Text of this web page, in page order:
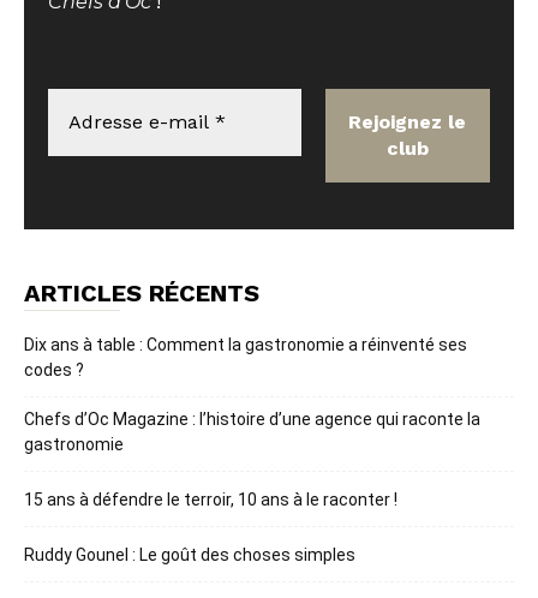
ARTICLES RÉCENTS
Dix ans à table : Comment la gastronomie a réinventé ses
codes ?
Chefs d’Oc Magazine : l’histoire d’une agence qui raconte la
gastronomie
15 ans à défendre le terroir, 10 ans à le raconter !
Ruddy Gounel : Le goût des choses simples